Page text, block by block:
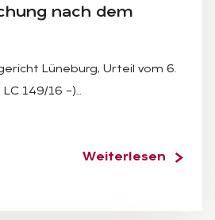
nach dem
Lüneburg, Urteil vom 6.
149/16 –)…
Weiterlesen